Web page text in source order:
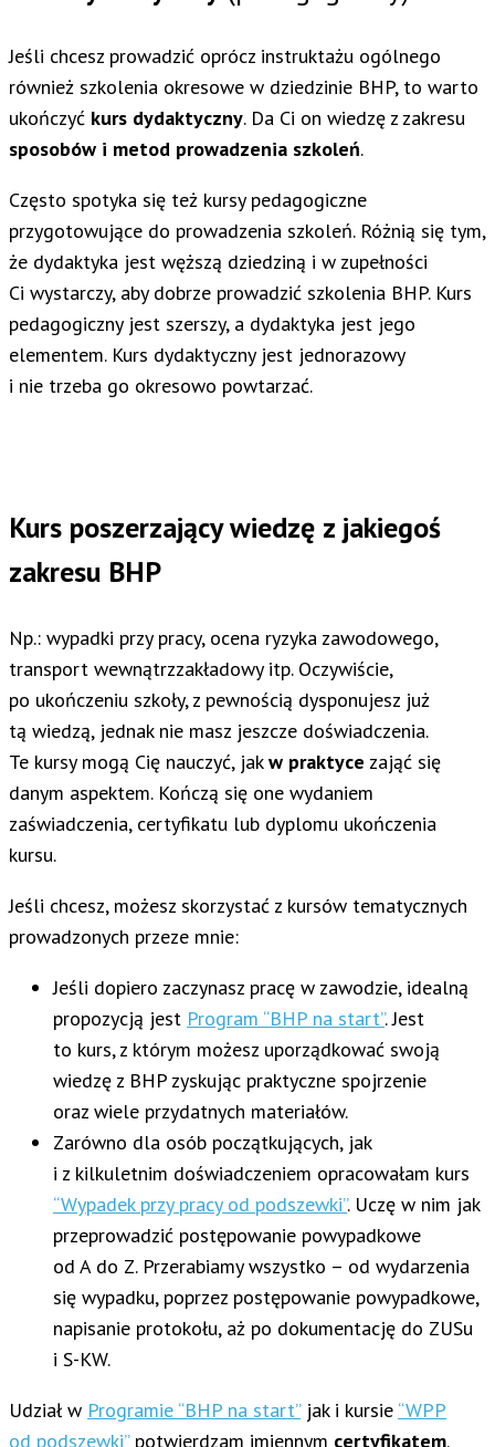
Jeśli chcesz prowadzić oprócz instruktażu ogólnego
również szkolenia okresowe w dziedzinie BHP, to warto
ukończyć kurs dydaktyczny. Da Ci on wiedzę z zakresu
sposobów i metod prowadzenia szkoleń.
Często spotyka się też kursy pedagogiczne
przygotowujące do prowadzenia szkoleń. Różnią się tym,
że dydaktyka jest węższą dziedziną i w zupełności
Ci wystarczy, aby dobrze prowadzić szkolenia BHP. Kurs
pedagogiczny jest szerszy, a dydaktyka jest jego
elementem. Kurs dydaktyczny jest jednorazowy
i nie trzeba go okresowo powtarzać.
Kurs poszerzający wiedzę z jakiegoś
zakresu BHP
Np.: wypadki przy pracy, ocena ryzyka zawodowego,
transport wewnątrzzakładowy itp. Oczywiście,
po ukończeniu szkoły, z pewnością dysponujesz już
tą wiedzą, jednak nie masz jeszcze doświadczenia.
Te kursy mogą Cię nauczyć, jakw praktyce zająć się
danym aspektem. Kończą się one wydaniem
zaświadczenia, certyfikatu lub dyplomu ukończenia
kursu.
Jeśli chcesz, możesz skorzystać z kursów tematycznych
prowadzonych przeze mnie:
Jeśli dopiero zaczynasz pracę w zawodzie, idealną
propozycją jest Program “BHP na start”. Jest
to kurs, z którym możesz uporządkować swoją
wiedzę z BHP zyskując praktyczne spojrzenie
oraz wiele przydatnych materiałów.
Zarówno dla osób początkujących, jak
i z kilkuletnim doświadczeniem opracowałam kurs
“Wypadek przy pracy od podszewki”. Uczę w nim jak
przeprowadzić postępowanie powypadkowe
od A do Z. Przerabiamy wszystko – od wydarzenia
się wypadku, poprzez postępowanie powypadkowe,
napisanie protokołu, aż po dokumentację do ZUSu
i S-KW.
Udział w Programie “BHP na start”jak i kursie “WPP
od podszewki”potwierdzam imiennym certyfikatem.